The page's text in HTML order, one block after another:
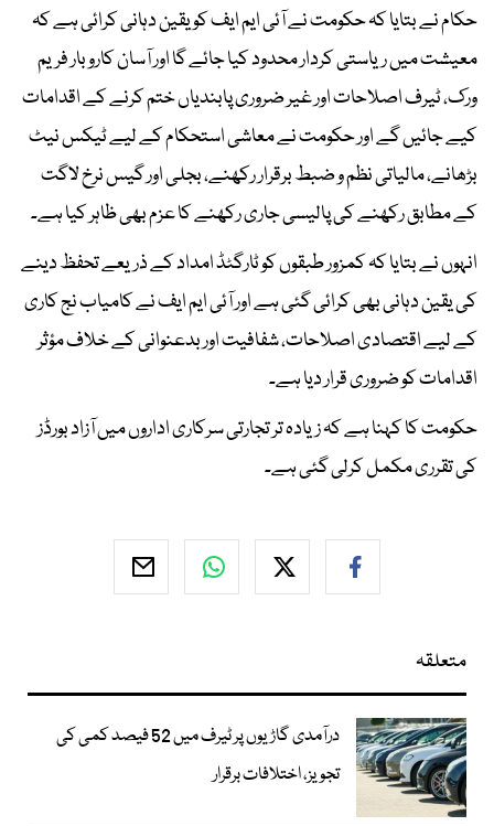
حکام نے بتایا کہ حکومت نے آئی ایم ایف کو یقین دہانی کرائی ہے کہ
معیشت میں ریاستی کردار محدود کیا جائے گا اور آسان کاروبار فریم
ورک، ٹیرف اصلاحات اور غیر ضروری پابندیاں ختم کرنے کے اقدامات
کیے جائیں گے اور حکومت نے معاشی استحکام کے لیے ٹیکس نیٹ
بڑھانے، مالیاتی نظم و ضبط برقرار رکھنے، بجلی اور گیس نرخ لاگت
کے مطابق رکھنے کی پالیسی جاری رکھنے کا عزم بھی ظاہر کیا ہے۔
انہوں نے بتایا کہ کمزور طبقوں کو ٹارگٹڈ امداد کے ذریعے تحفظ دینے
کی یقین دہانی بھی کرائی گئی ہے اور آئی ایم ایف نے کامیاب نج کاری
کے لیے اقتصادی اصلاحات، شفافیت اور بدعنوانی کے خلاف مؤثر
اقدامات کو ضروری قرار دیا ہے۔
حکومت کا کہنا ہے کہ زیادہ تر تجارتی سرکاری اداروں میں آزاد بورڈز
کی تقرری مکمل کرلی گئی ہے۔
متعلقہ
درآمدی گاڑیوں پر ٹیرف میں 52 فیصد کمی کی
تجویز، اختلافات برقرار